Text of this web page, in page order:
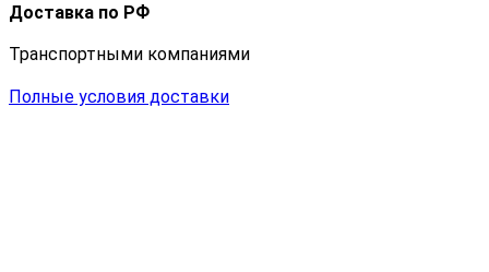
Доставка по РФ
Транспортными компаниями
Полные условия доставки